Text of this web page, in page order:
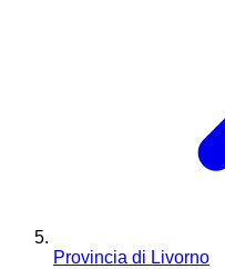
Provincia di Livorno